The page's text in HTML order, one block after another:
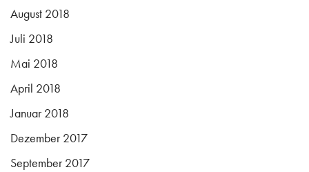
August 2018
Juli 2018
Mai 2018
April 2018
Januar 2018
Dezember 2017
September 2017